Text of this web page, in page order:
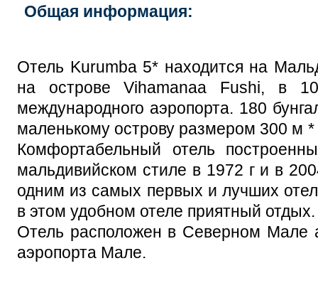
Общая информация:
Отель Kurumba 5* находится на
на острове Vihamanaa Fushi, в
международного аэропорта. 180
маленькому острову размером 300 м
Комфортабельный отель
мальдивийском стиле в 1972 г и в
одним из самых первых и лучших
в этом удобном отеле приятный отдых.
Отель расположен в Северном Мале
аэропорта Мале.